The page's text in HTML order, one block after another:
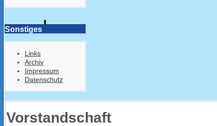
Sonstiges
Links
Archiv
Impressum
Datenschutz
Vorstandschaft